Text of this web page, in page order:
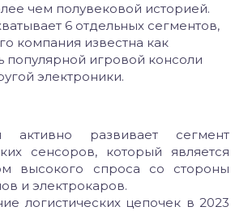
чем полувековой историей.
6 отдельных сегментов,
компания известна как
популярной игровой консоли
электроники.
активно развивает сегмент
сенсоров, который является
высокого спроса со стороны
и электрокаров.
логистических цепочек в 2023